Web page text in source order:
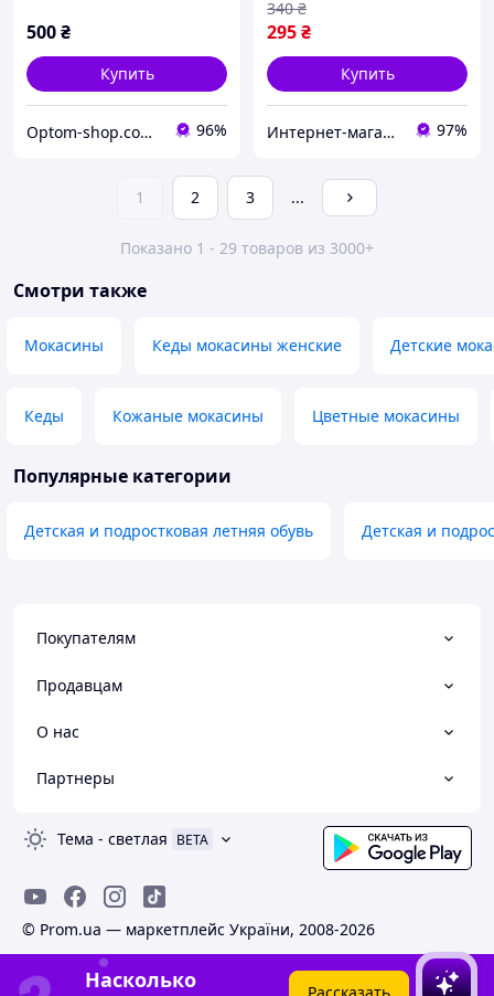
500₴
Купить
Optom-shop.com.ua - Оптовый интернет-магазин: Одежда и обувь оптом, нижнее белье недорого 96%
295₴
340 ₴
Купить
Интернет-магазин Minimalka.com - минимальные цены на одежду и обувь, нижнее белье и другие товары 97%
1 2 3 ...
Показано 1 - 29 товаров из 3000+
Смотри также
Мокасины Кеды мокасины женские Детские
Кеды Кожаные мокасины Цветные мокасины
Популярные категории
Детская и подростковая летняя обувь Детская и
Покупателям
Продавцам
О нас
Партнеры
Тема - светлая BETA
© Prom.ua — маркетплейс України, 2008-2026
Насколько